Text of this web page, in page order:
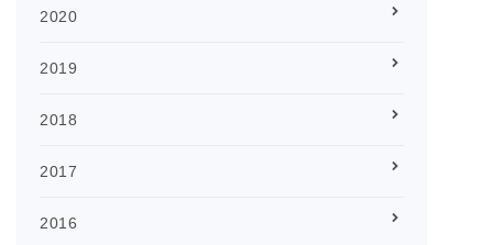
2020
2019
2018
2017
2016